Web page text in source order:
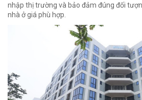
nhập thị trường và bảo đảm đúng đối
nhà ở giá phù hợp.